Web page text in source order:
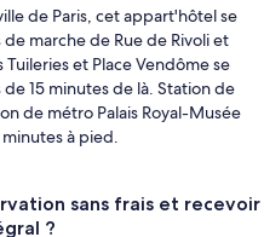
de Paris, cet appart'hôtel se
marche de Rue de Rivoli et
et Place Vendôme se
15 minutes de là. Station de
de métro Palais Royal-Musée
à pied.
sans frais et recevoir
?